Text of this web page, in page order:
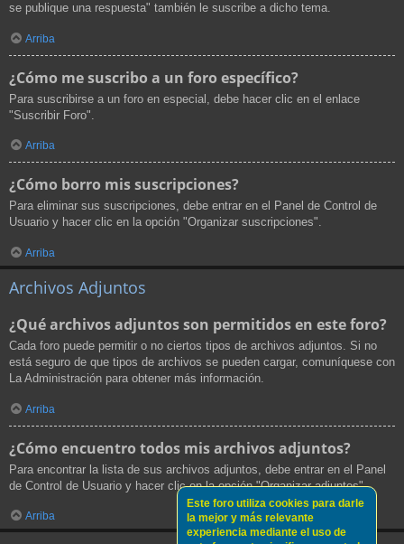
se publique una respuesta" también le suscribe a dicho tema.
Arriba
¿Cómo me suscribo a un foro específico?
Para suscribirse a un foro en especial, debe hacer clic en el enlace
"Suscribir Foro".
Arriba
¿Cómo borro mis suscripciones?
Para eliminar sus suscripciones, debe entrar en el Panel de Control de
Usuario y hacer clic en la opción "Organizar suscripciones".
Arriba
Archivos Adjuntos
¿Qué archivos adjuntos son permitidos en este foro?
Cada foro puede permitir o no ciertos tipos de archivos adjuntos. Si no
está seguro de que tipos de archivos se pueden cargar, comuníquese con
La Administración para obtener más información.
Arriba
¿Cómo encuentro todos mis archivos adjuntos?
Para encontrar la lista de sus archivos adjuntos, debe entrar en el Panel
de Control de Usuario y hacer clic en la opción "Organizar adjuntos".
Arriba
Este foro utiliza cookies para darle
la mejor y más relevante
experiencia mediante el uso de